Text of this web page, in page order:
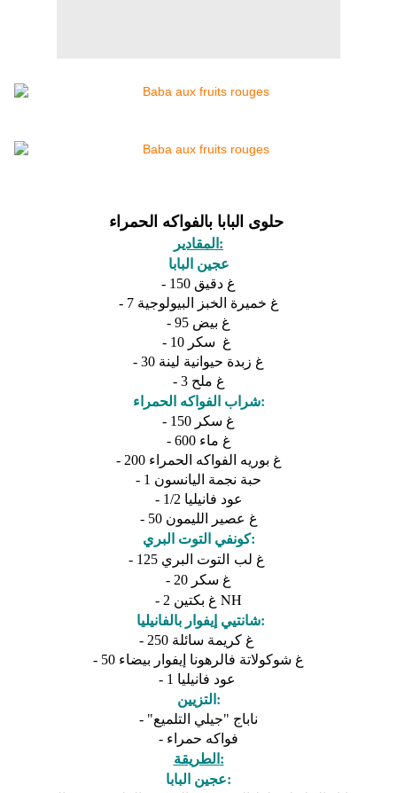
المقادير:
عجين البابا
- 150 غ دقيق
- 7 غ خميرة الخبز البيولوجية
- 95 غ بيض
- 30 غ زبدة حيوانية لينة
- 3 غ ملح
شراب الفواكه الحمراء:
- 150 غ سكر
- 600 غ ماء
- 200 غ بوريه الفواكه الحمراء
- 1 حبة نجمة اليانسون
- 1/2 عود فانيليا
- 50
غ عصير الليمون
كونفي التوت البري:
- 125
- 20 غ سكر
- 2 غ بكتين NH
شانتيي إيفوار بالفانيليا:
- 50 غ شوكولاتة فالرهونا إيفوار بيضاء
التزيين:
- "ناباج "جيلي التلميع
- فواكه حمراء
الطريقة:
عجين البابا: